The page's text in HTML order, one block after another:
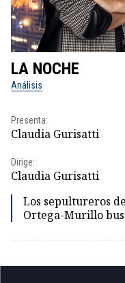
LA NOCHE
Análisis
Presenta:
Claudia Gurisatti
Dirige:
Claudia Gurisatti
Los sepultureros
Ortega-Murillo